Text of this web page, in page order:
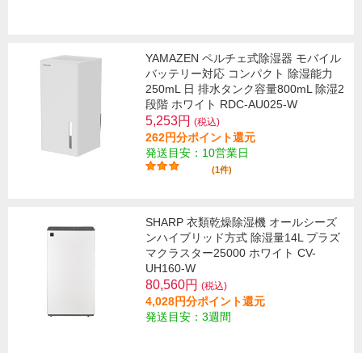
YAMAZEN ペルチェ式除湿器 モバイル
バッテリー対応 コンパクト 除湿能力
250mL 日 排水タンク容量800mL 除湿2
段階 ホワイト RDC-AU025-W
5,253円 (税込)
262円分ポイント還元
発送目安：10営業日
(1件)
SHARP 衣類乾燥除湿機 オールシーズ
ンハイブリッド方式 除湿量14L プラズ
マクラスター25000 ホワイト CV-
UH160-W
80,560円 (税込)
4,028円分ポイント還元
発送目安：3週間